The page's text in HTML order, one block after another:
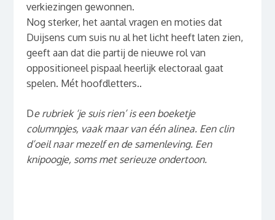
verkiezingen gewonnen.
Nog sterker, het aantal vragen en moties dat
Duijsens cum suis nu al het licht heeft laten zien,
geeft aan dat die partij de nieuwe rol van
oppositioneel pispaal heerlijk electoraal gaat
spelen. Mét hoofdletters..
De rubriek ‘je suis rien’ is een boeketje
columnpjes, vaak maar van één alinea. Een clin
d’oeil naar mezelf en de samenleving. Een
knipoogje, soms met serieuze ondertoon.